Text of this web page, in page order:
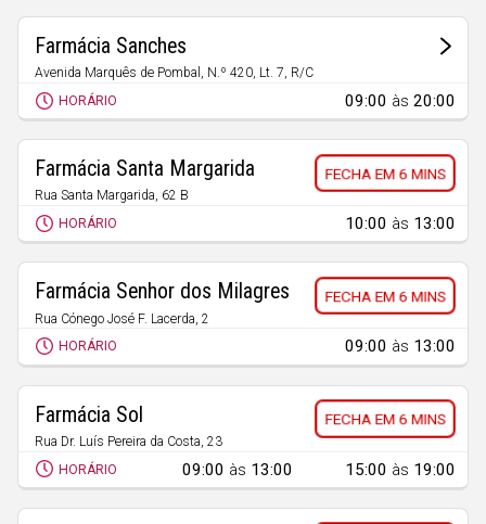
Farmácia Sanches
Avenida Marquês de Pombal, N.º 420, Lt. 7, R/C
Leiria
HORÁRIO 09:00 às20:00
Farmácia Santa Margarida
Rua Santa Margarida, 62 B
Arrabal
HORÁRIO 10:00 às 13:00
6 MINS
Farmácia Senhor dos Milagres
Rua Cónego José F. Lacerda, 2
Milagres
HORÁRIO 09:00 às 13:00
6 MINS
Farmácia Sol
Rua Dr. Luís Pereira da Costa, 23
Monte Redondo
HORÁRIO 09:00 às 13:00 15:00 às 19:00
6 MINS